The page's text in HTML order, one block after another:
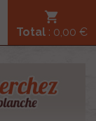
shopping_cart
Total : 0,00 €